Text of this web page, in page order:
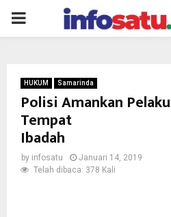
PRIMARY
HUKUM Samarinda
Polisi Amankan
Tempat
by infosatu
Januari 14, 2019
Telah dibaca: 378 Kali